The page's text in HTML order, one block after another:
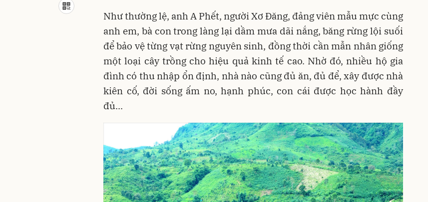
Như thường lệ, anh A Phết, người Xơ Đăng, đảng viên mẫu mực cùng
anh em, bà con trong làng lại dầm mưa dãi nắng, băng rừng lội suối
để bảo vệ từng vạt rừng nguyên sinh, đồng thời cần mẫn nhân giống
một loại cây trồng cho hiệu quả kinh tế cao. Nhờ đó, nhiều hộ gia
đình có thu nhập ổn định, nhà nào cũng đủ ăn, đủ để, xây được nhà
kiên cố, đời sống ấm no, hạnh phúc, con cái được học hành đầy
đủ...